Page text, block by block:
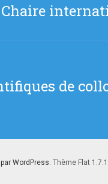
de
WordPress. Thème Flat